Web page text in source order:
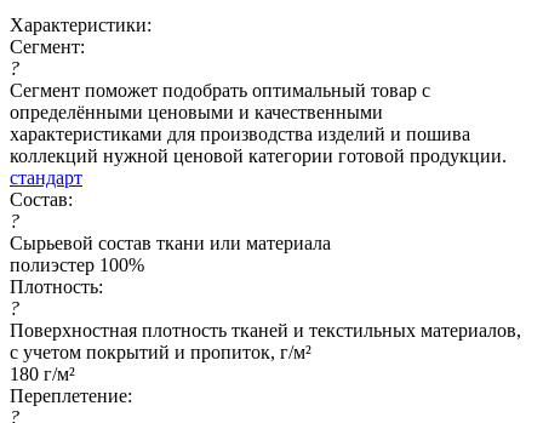
Характеристики:
Сегмент:
?
Сегмент поможет подобрать оптимальный товар с
определёнными ценовыми и качественными
характеристиками для производства изделий и пошива
коллекций нужной ценовой категории готовой продукции.
стандарт
Состав:
?
Сырьевой состав ткани или материала
полиэстер 100%
Плотность:
?
Поверхностная плотность тканей и текстильных материалов,
с учетом покрытий и пропиток, г/м²
180 г/м²
Переплетение:
?